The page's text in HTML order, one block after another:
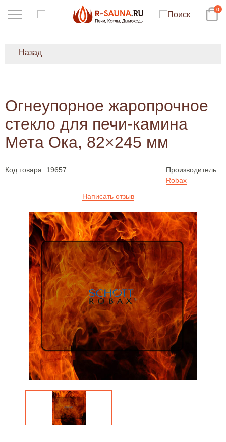
0
Назад
Огнеупорное жаропрочное
стекло для печи-камина
Мета Ока, 82×245 мм
Код товара: 19657
Производитель:
Robax
Написать отзыв